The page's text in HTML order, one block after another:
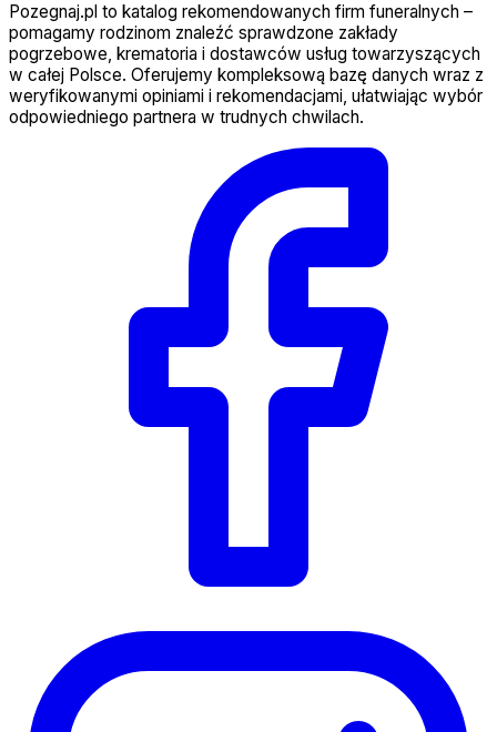
Pozegnaj.pl to katalog rekomendowanych firm funeralnych –
pomagamy rodzinom znaleźć sprawdzone zakłady
pogrzebowe, krematoria i dostawców usług towarzyszących
w całej Polsce. Oferujemy kompleksową bazę danych wraz z
weryfikowanymi opiniami i rekomendacjami, ułatwiając wybór
odpowiedniego partnera w trudnych chwilach.